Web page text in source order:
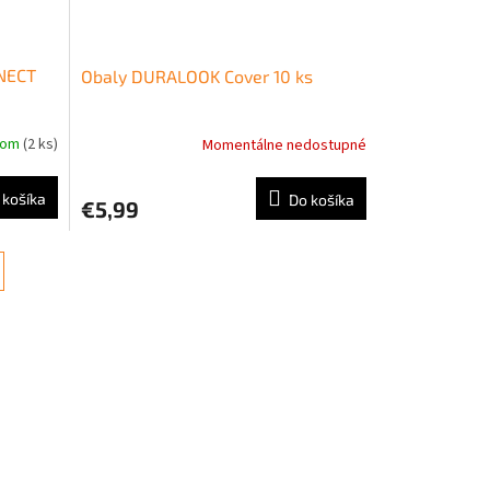
(2 ks)
košíka
Obaly DURALOOK Cover 10 ks
Momentálne nedostupné
€5,99 Do košíka